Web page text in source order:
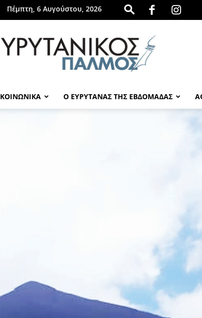
Πέμπτη, 6 Αυγούστου, 2026
ΚΟΙΝΩΝΙΚΑ Ο ΕΥΡΥΤΑΝΑΣ ΤΗΣ ΕΒΔΟΜΑΔΑΣ